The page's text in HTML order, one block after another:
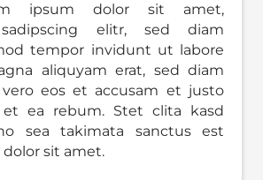
ipsum dolor sit amet,
elitr, sed diam
tempor invidunt ut labore
aliquyam erat, sed diam
eos et accusam et justo
ea rebum. Stet clita kasd
sea takimata sanctus est
sit amet.